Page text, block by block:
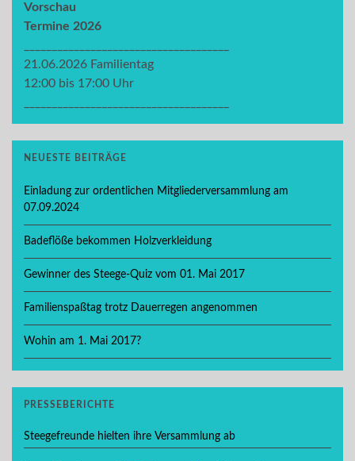
Vorschau
Termine 2026
21.06.2026 Familientag
12:00 bis 17:00 Uhr
NEUESTE BEITRÄGE
Einladung zur ordentlichen Mitgliederversammlung am
07.09.2024
Badeflöße bekommen Holzverkleidung
Gewinner des Steege-Quiz vom 01. Mai 2017
Familienspaßtag trotz Dauerregen angenommen
Wohin am 1. Mai 2017?
PRESSEBERICHTE
Steegefreunde hielten ihre Versammlung ab